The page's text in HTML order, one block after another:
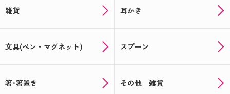
雑貨 耳かき
文具(ペン・マグネット) スプーン
箸･箸置き その他 雑貨